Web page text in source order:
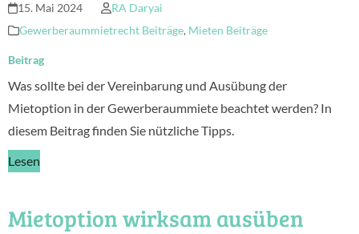
15. Mai 2024
RA Daryai
Gewerberaummietrecht Beiträge, Mieten Beiträge
Beitrag
Was sollte bei der Vereinbarung und Ausübung der
Mietoption in der Gewerberaummiete beachtet werden? In
diesem Beitrag finden Sie nützliche Tipps.
Lesen
Mietoption wirksam ausüben